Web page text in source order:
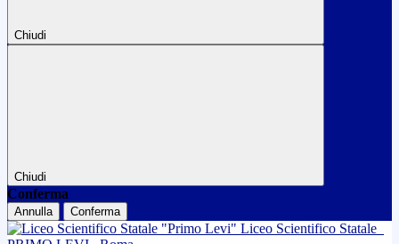
Chiudi
Chiudi
Conferma
Annulla Conferma
Liceo Scientifico Statale